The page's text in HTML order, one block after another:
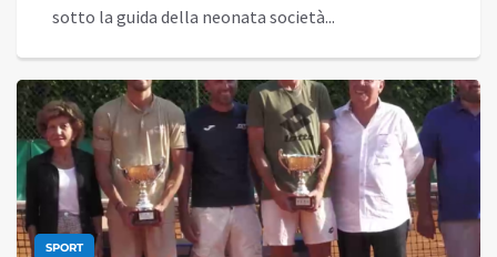
sotto la guida della neonata società...
SPORT